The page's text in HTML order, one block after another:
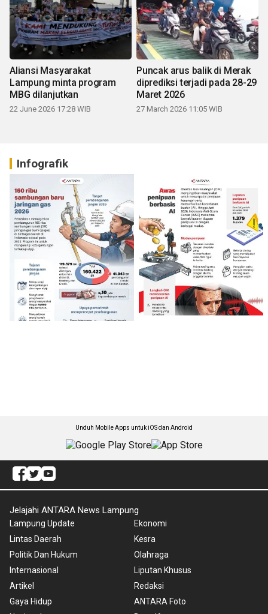
Aliansi Masyarakat
Lampung minta program
MBG dilanjutkan
22 June 2026 17:28 WIB
Puncak arus balik di Merak
diprediksi terjadi pada 28-29
Maret 2026
27 March 2026 11:05 WIB
Infografik
Unduh Mobile Apps untuk iOS dan Android
Jelajahi ANTARA News Lampung
Lampung Update
Lintas Daerah
Politik Dan Hukum
Internasional
Artikel
Gaya Hidup
Ekonomi
Kesra
Olahraga
Liputan Khusus
Redaksi
ANTARA Foto